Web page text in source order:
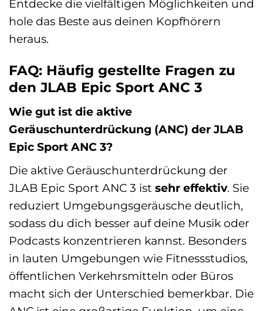
Entdecke die vielfältigen Möglichkeiten und
hole das Beste aus deinen Kopfhörern
heraus.
FAQ: Häufig gestellte Fragen zu
den JLAB Epic Sport ANC 3
Wie gut ist die aktive
Geräuschunterdrückung (ANC) der JLAB
Epic Sport ANC 3?
Die aktive Geräuschunterdrückung der
JLAB Epic Sport ANC 3 ist sehr effektiv. Sie
reduziert Umgebungsgeräusche deutlich,
sodass du dich besser auf deine Musik oder
Podcasts konzentrieren kannst. Besonders
in lauten Umgebungen wie Fitnessstudios,
öffentlichen Verkehrsmitteln oder Büros
macht sich der Unterschied bemerkbar. Die